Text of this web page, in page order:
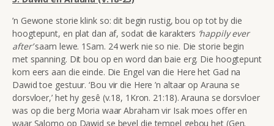
’n Gewone storie klink so: dit begin rustig, bou op tot by die
hoogtepunt, en plat dan af, sodat die karakters ‘happily ever
after’saam lewe. 1Sam. 24 werk nie so nie. Die storie begin
met spanning. Dit bou op en word dan baie erg. Die hoogtepunt
kom eers aan die einde. Die Engel van die Here het Gad na
Dawid toe gestuur. ‘Bou vir die Here ’n altaar op Arauna se
dorsvloer,’ het hy gesê (v.18, 1Kron. 21:18). Arauna se dorsvloer
was op die berg Moria waar Abraham vir Isak moes offer en
waar Salomo op Dawid se bevel die tempel gebou het (Gen.